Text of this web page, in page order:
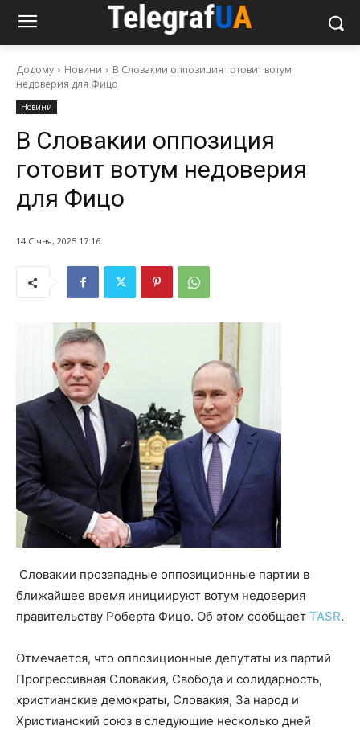
Додому Новини
В Словакии оппозиция готовит вотум
недоверия для Фицо
Новини
В Словакии оппозиция
готовит вотум недоверия
для Фицо
14 Січня, 2025 17:16
Словакии прозападные оппозиционные партии в
ближайшее время инициируют вотум недоверия
правительству Роберта Фицо. Об этом сообщает TASR.
Отмечается, что оппозиционные депутаты из партий
Прогрессивная Словакия, Свобода и солидарность,
христианские демократы, Словакия, За народ и
Христианский союз в следующие несколько дней